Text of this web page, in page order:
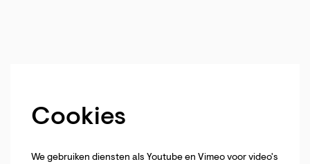
Cookies
We gebruiken diensten als Youtube en Vimeo voor video's